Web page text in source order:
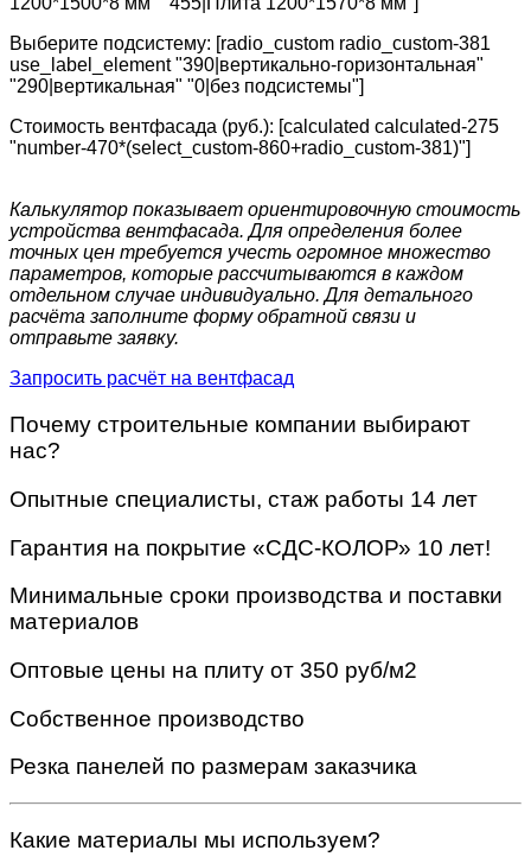
Выберите подсистему: [radio_custom radio_custom-381
use_label_element "390|вертикально-горизонтальная"
"290|вертикальная" "0|без подсистемы"]
Стоимость вентфасада (руб.): [calculated calculated-275
"number-470*(select_custom-860+radio_custom-381)"]
Калькулятор показывает ориентировочную стоимость
устройства вентфасада. Для определения более
точных цен требуется учесть огромное множество
параметров, которые рассчитываются в каждом
отдельном случае индивидуально. Для детального
расчёта заполните форму обратной связи и
отправьте заявку.
Запросить расчёт на вентфасад
Почему строительные компании выбирают
нас?
Опытные специалисты, стаж работы 14 лет
Гарантия на покрытие «СДС-КОЛОР» 10 лет!
Минимальные сроки производства и поставки
материалов
Оптовые цены на плиту от 350 руб/м2
Собственное производство
Резка панелей по размерам заказчика
Какие материалы мы используем?